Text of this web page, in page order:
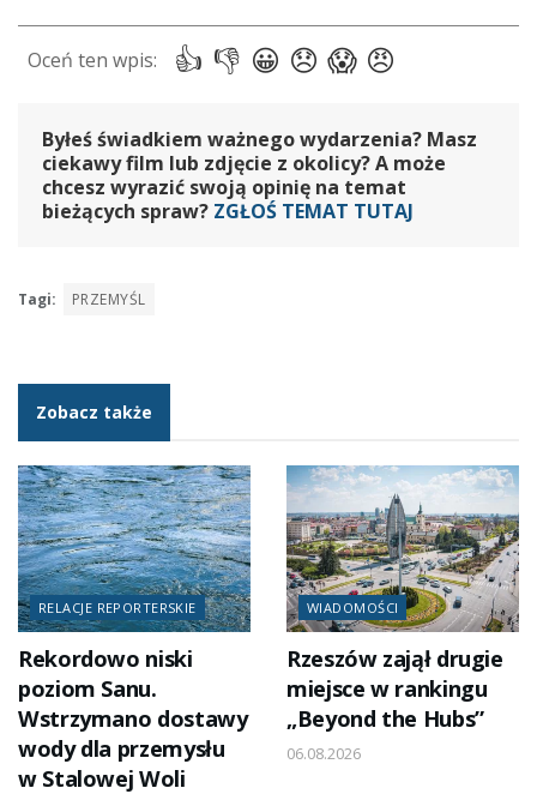
Byłeś świadkiem ważnego wydarzenia? Masz
ciekawy film lub zdjęcie z okolicy? A może
chcesz wyrazić swoją opinię na temat
bieżących spraw? ZGŁOŚ TEMAT TUTAJ
Tagi: PRZEMYŚL
Zobacz także
RELACJE REPORTERSKIE
Rekordowo niski
poziom Sanu.
Wstrzymano dostawy
wody dla przemysłu
w Stalowej Woli
WIADOMOŚCI
Rzeszów zajął drugie
miejsce w rankingu
„Beyond the Hubs”
06.08.2026